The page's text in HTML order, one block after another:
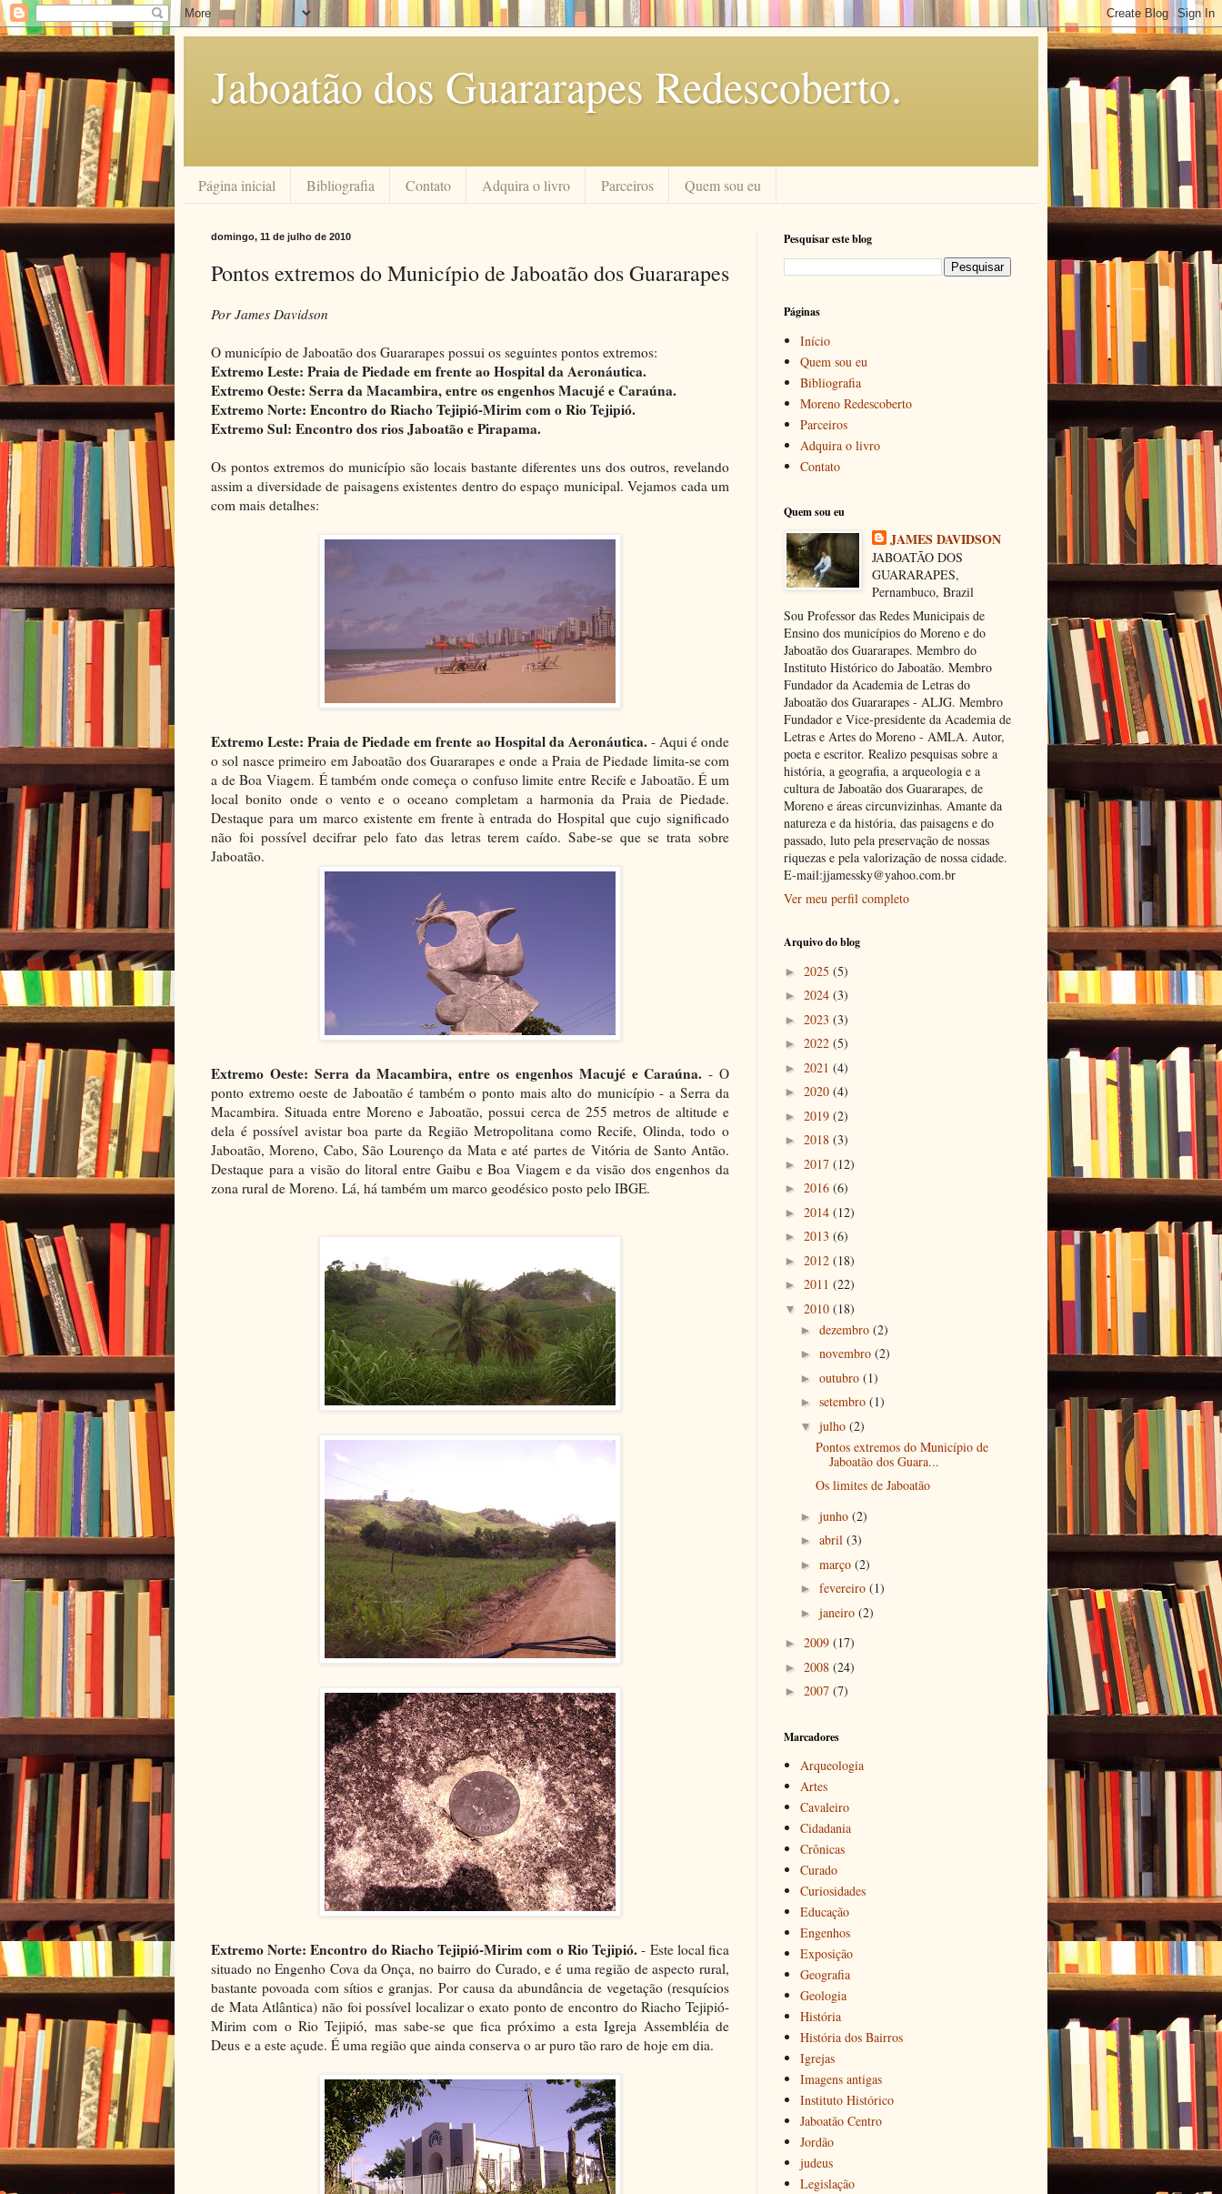
Jaboatão dos Guararapes Redescoberto.
Página inicial Bibliografia Contato Adquira o livro Parceiros Quem sou eu
domingo, 11 de julho de 2010
Pontos extremos do Município de Jaboatão dos Guararapes
Por James Davidson
O município de Jaboatão dos Guararapes possui os seguintes pontos extremos:
Extremo Leste: Praia de Piedade em frente ao Hospital da Aeronáutica.
Extremo Oeste: Serra da Macambira, entre os engenhos Macujé e Caraúna.
Extremo Norte: Encontro do Riacho Tejipió-Mirim com o Rio Tejipió.
Extremo Sul: Encontro dos rios Jaboatão e Pirapama.
Os pontos extremos do município são locais bastante diferentes uns dos outros, revelando
assim a diversidade de paisagens existentes dentro do espaço municipal. Vejamos cada um
com mais detalhes:
Extremo Leste: Praia de Piedade em frente ao Hospital da Aeronáutica. - Aqui é onde
o sol nasce primeiro em Jaboatão dos Guararapes e onde a Praia de Piedade limita-se com
a de Boa Viagem. É também onde começa o confuso limite entre Recife e Jaboatão. É um
local bonito onde o vento e o oceano completam a harmonia da Praia de Piedade.
Destaque para um marco existente em frente à entrada do Hospital que cujo significado
não foi possível decifrar pelo fato das letras terem caído. Sabe-se que se trata sobre
Jaboatão.
Extremo Oeste: Serra da Macambira, entre os engenhos Macujé e Caraúna. - O
ponto extremo oeste de Jaboatão é também o ponto mais alto do município - a Serra da
Macambira. Situada entre Moreno e Jaboatão, possui cerca de 255 metros de altitude e
dela é possível avistar boa parte da Região Metropolitana como Recife, Olinda, todo o
Jaboatão, Moreno, Cabo, São Lourenço da Mata e até partes de Vitória de Santo Antão.
Destaque para a visão do litoral entre Gaibu e Boa Viagem e da visão dos engenhos da
zona rural de Moreno. Lá, há também um marco geodésico posto pelo IBGE.
Extremo Norte: Encontro do Riacho Tejipió-Mirim com o Rio Tejipió. - Este local fica
situado no Engenho Cova da Onça, no bairro do Curado, e é uma região de aspecto rural,
bastante povoada com sítios e granjas. Por causa da abundância de vegetação (resquícios
de Mata Atlântica) não foi possível localizar o exato ponto de encontro do Riacho Tejipió-
Mirim com o Rio Tejipió, mas sabe-se que fica próximo a esta Igreja Assembléia de
Deus e a este açude. É uma região que ainda conserva o ar puro tão raro de hoje em dia.
Pesquisar este blog
Páginas
Início
Quem sou eu
Bibliografia
Moreno Redescoberto
Parceiros
Adquira o livro
Contato
Quem sou eu
JAMES DAVIDSON
JABOATÃO DOS
GUARARAPES,
Pernambuco, Brazil
Sou Professor das Redes Municipais de
Ensino dos municípios do Moreno e do
Jaboatão dos Guararapes. Membro do
Instituto Histórico do Jaboatão. Membro
Fundador da Academia de Letras do
Jaboatão dos Guararapes - ALJG. Membro
Fundador e Vice-presidente da Academia de
Letras e Artes do Moreno - AMLA. Autor,
poeta e escritor. Realizo pesquisas sobre a
história, a geografia, a arqueologia e a
cultura de Jaboatão dos Guararapes, de
Moreno e áreas circunvizinhas. Amante da
natureza e da história, das paisagens e do
passado, luto pela preservação de nossas
riquezas e pela valorização de nossa cidade.
E-mail:jjamessky@yahoo.com.br
Ver meu perfil completo
Arquivo do blog
► 2025 (5)
► 2024 (3)
► 2023 (3)
► 2022 (5)
► 2021 (4)
► 2020 (4)
► 2019 (2)
► 2018 (3)
► 2017 (12)
► 2016 (6)
► 2014 (12)
► 2013 (6)
► 2012 (18)
► 2011 (22)
▼ 2010 (18)
► dezembro (2)
► novembro (2)
► outubro (1)
► setembro (1)
▼ julho (2)
Pontos extremos do Município de
Jaboatão dos Guara...
Os limites de Jaboatão
► junho (2)
► abril (3)
► março (2)
► fevereiro (1)
► janeiro (2)
► 2009 (17)
► 2008 (24)
► 2007 (7)
Marcadores
Arqueologia
Artes
Cavaleiro
Cidadania
Crônicas
Curado
Curiosidades
Educação
Engenhos
Exposição
Geografia
Geologia
História
História dos Bairros
Igrejas
Imagens antigas
Instituto Histórico
Jaboatão Centro
Jordão
judeus
Legislação